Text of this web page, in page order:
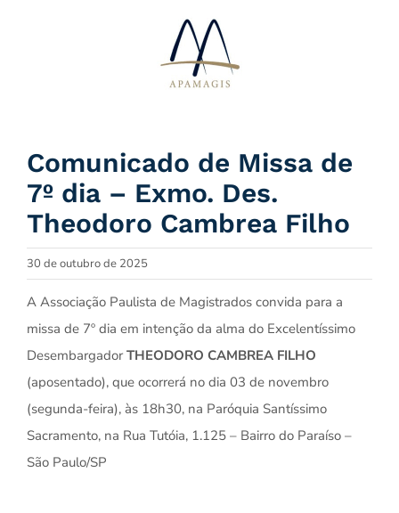
Comunicado de Missa de
7º dia – Exmo. Des.
Theodoro Cambrea Filho
30 de outubro de 2025
A Associação Paulista de Magistrados convida para a
missa de 7º dia em intenção da alma do Excelentíssimo
Desembargador THEODORO CAMBREA FILHO
(aposentado), que ocorrerá no dia 03 de novembro
(segunda-feira), às 18h30, na Paróquia Santíssimo
Sacramento, na Rua Tutóia, 1.125 – Bairro do Paraíso –
São Paulo/SP